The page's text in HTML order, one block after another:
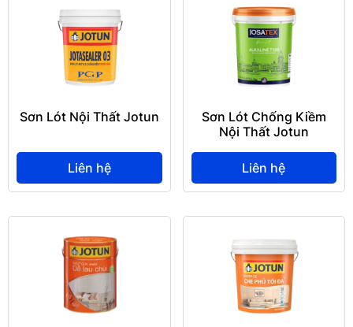
Sơn Lót Nội Thất Jotun
Liên hệ
Sơn Lót Chống Kiềm
Nội Thất Jotun
Liên hệ